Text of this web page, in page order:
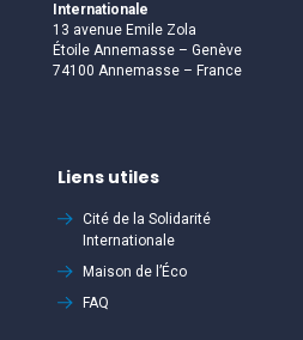
Internationale
13 avenue Emile Zola
Étoile Annemasse – Genève
74100 Annemasse – France
Liens utiles
Cité de la Solidarité
Internationale
Maison de l’Éco
FAQ